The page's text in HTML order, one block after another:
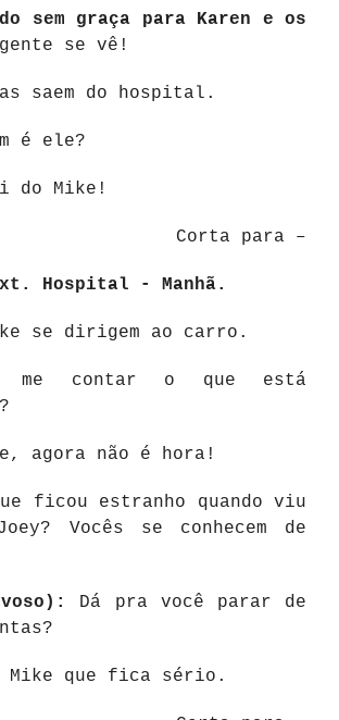
sem graça para Karen e os
se vê!
saem do hospital.
é ele?
do Mike!
Corta para –
Hospital - Manhã.
se dirigem ao carro.
me contar o que está
agora não é hora!
ficou estranho quando viu
Vocês se conhecem de
Dá pra você parar de
Mike que fica sério.